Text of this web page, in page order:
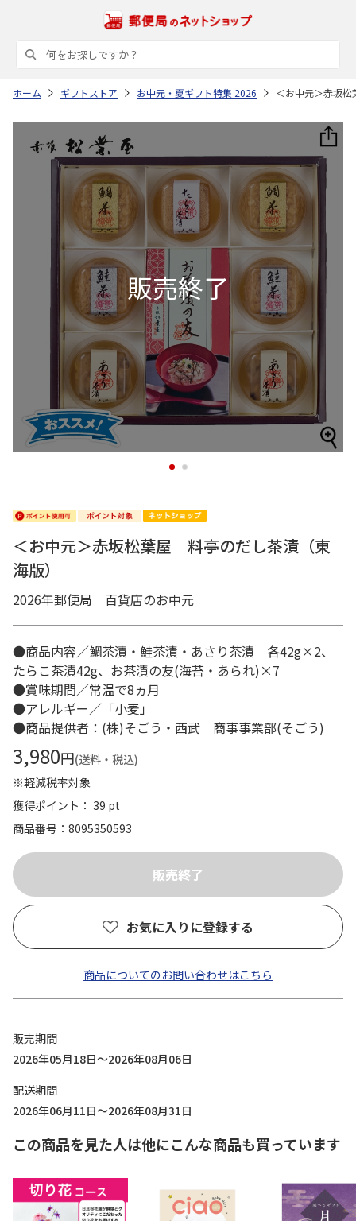
ホーム ギフトストア お中元・夏ギフト特集 2026 ＜お中元＞赤坂
1 2
＜お中元＞赤坂松葉屋 料亭のだし茶漬（東
海版）
2026年郵便局 百貨店のお中元
●商品内容／鯛茶漬・鮭茶漬・あさり茶漬 各42g×2、
たらこ茶漬42g、お茶漬の友(海苔・あられ)×7
●賞味期間／常温で8ヵ月
●アレルギー／「小麦」
●商品提供者：(株)そごう・西武 商事事業部(そごう)
3,980円(送料・税込)
※軽減税率対象
獲得ポイント： 39 pt
商品番号
8095350593
お気に入りに登録する
商品についてのお問い合わせはこちら
販売期間
2026年05月18日～2026年08月06日
配送期間
2026年06月11日～2026年08月31日
この商品を見た人は他にこんな商品も買っています